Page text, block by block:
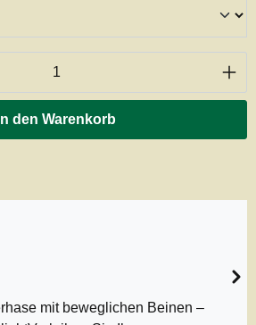
Gib den gewünschten
In den Warenkorb
mit beweglichen Beinen –